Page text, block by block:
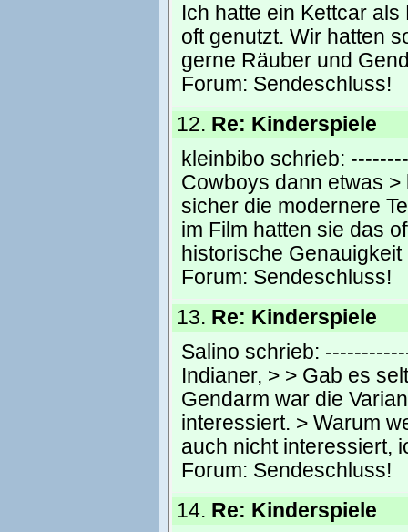
Ich hatte ein Kettcar
oft genutzt. Wir hatten
gerne Räuber und
Forum: Sendeschluss!
12. Re: Kinderspiele
kleinbibo schrieb:
Cowboys dann etwas
sicher die modernere
im Film hatten sie das
historische
Forum: Sendeschluss!
13. Re: Kinderspiele
Salino schrieb:
Indianer, > > Gab es
Gendarm war die
interessiert. > Warum
auch nicht interessiert,
Forum: Sendeschluss!
14. Re: Kinderspiele